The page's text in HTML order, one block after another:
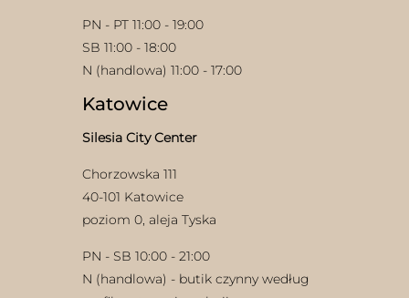
PN - PT 11:00 - 19:00
SB 11:00 - 18:00
N (handlowa) 11:00 - 17:00
Katowice
Silesia City Center
Chorzowska 111
40-101 Katowice
poziom 0, aleja Tyska
PN - SB 10:00 - 21:00
N (handlowa) - butik czynny według